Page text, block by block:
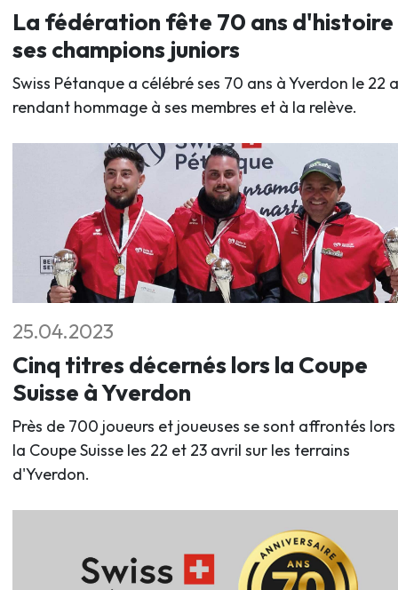
La fédération fête 70 ans
ses champions juniors
Swiss Pétanque a célébré ses 70 ans à Yverdon le 22
rendant hommage à ses membres et à la relève.
25.04.2023
Cinq titres décernés lors la Coupe
Suisse à Yverdon
Près de 700 joueurs et joueuses se sont affrontés
la Coupe Suisse les 22 et 23 avril sur les terrains
d'Yverdon.